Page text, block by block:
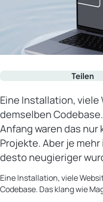
Teilen
Eine Installation,
demselben
Anfang waren das
Projekte. Aber je
desto neugieriger
Eine Installation, viele
Codebase. Das klang wie